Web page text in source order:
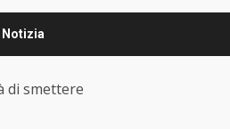
Notizia
di smettere